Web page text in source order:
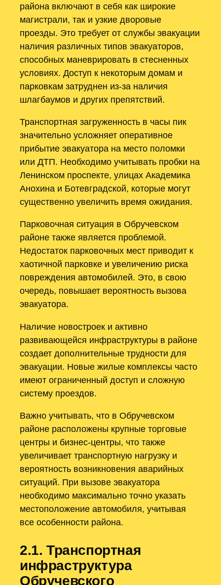
района включают в себя как широкие
магистрали, так и узкие дворовые
проезды. Это требует от службы эвакуации
наличия различных типов эвакуаторов,
способных маневрировать в стесненных
условиях. Доступ к некоторым домам и
парковкам затруднен из-за наличия
шлагбаумов и других препятствий.
Транспортная загруженность в часы пик
значительно усложняет оперативное
прибытие эвакуатора на место поломки
или ДТП. Необходимо учитывать пробки на
Ленинском проспекте, улицах Академика
Анохина и Ботевградской, которые могут
существенно увеличить время ожидания.
Парковочная ситуация в Обручевском
районе также является проблемой.
Недостаток парковочных мест приводит к
хаотичной парковке и увеличению риска
повреждения автомобилей. Это, в свою
очередь, повышает вероятность вызова
эвакуатора.
Наличие новостроек и активно
развивающейся инфраструктуры в районе
создает дополнительные трудности для
эвакуации. Новые жилые комплексы часто
имеют ограниченный доступ и сложную
систему проездов.
Важно учитывать, что в Обручевском
районе расположены крупные торговые
центры и бизнес-центры, что также
увеличивает транспортную нагрузку и
вероятность возникновения аварийных
ситуаций. При вызове эвакуатора
необходимо максимально точно указать
местоположение автомобиля, учитывая
все особенности района.
2.1. Транспортная
инфраструктура
Обручевского